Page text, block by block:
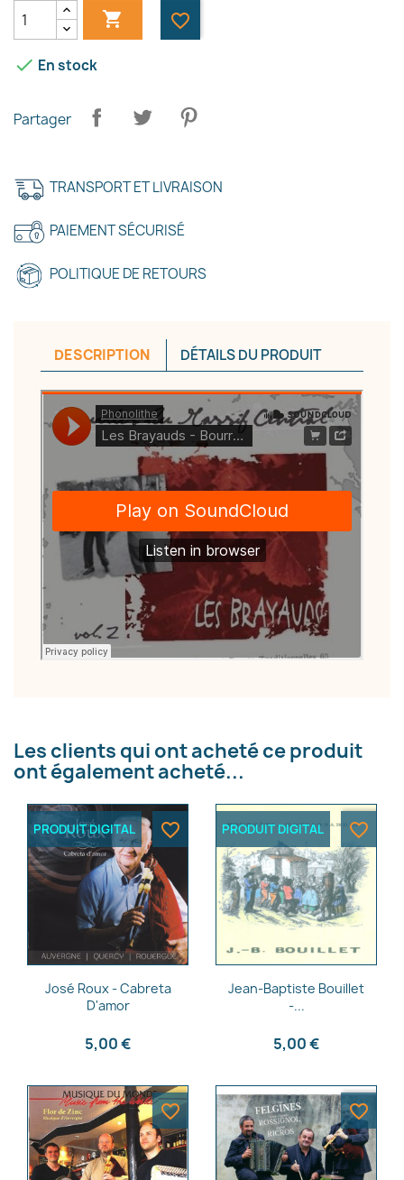
 favorite_border
 En stock
Partager
TRANSPORT ET LIVRAISON
PAIEMENT SÉCURISÉ
POLITIQUE DE RETOURS
DESCRIPTION DÉTAILS DU PRODUIT
Les clients qui ont acheté ce produit
ont également acheté...
Aperçu rapide
José Roux - Cabreta
D'amor
5,00 €
PRODUIT DIGITAL favorite_border
Aperçu rapide
Jean-Baptiste Bouillet
-...
5,00 €
PRODUIT DIGITAL favorite_border
favorite_border favorite_border
Créer une liste d'envies ×
Annuler Créer une liste d'envies